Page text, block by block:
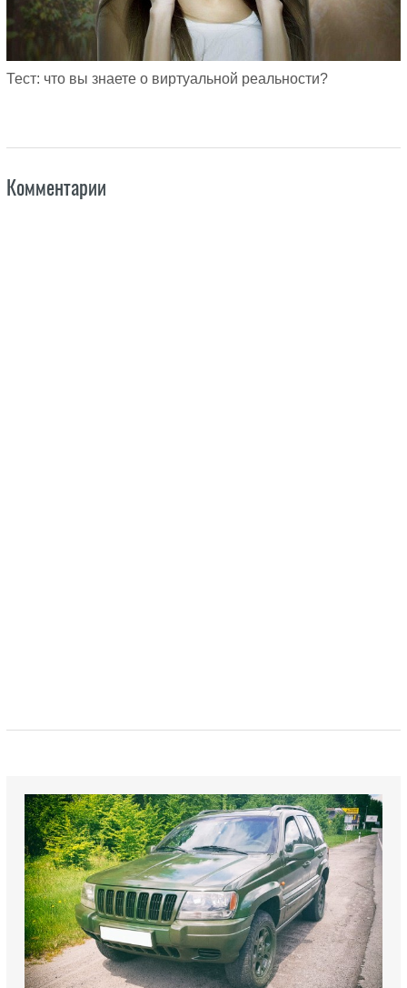
Тест: что вы знаете о виртуальной реальности?
Комментарии